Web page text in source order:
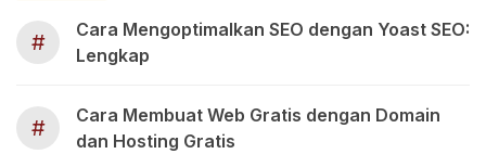
#
Cara Mengoptimalkan SEO dengan Yoast SEO:
Lengkap
#
Cara Membuat Web Gratis dengan Domain
dan Hosting Gratis